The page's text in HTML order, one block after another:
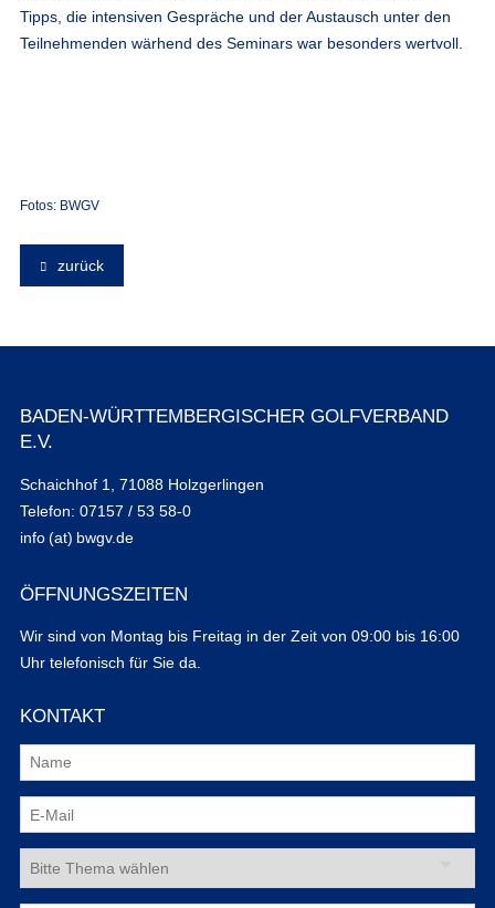
Tipps, die intensiven Gespräche und der Austausch unter den
Teilnehmenden wärhend des Seminars war besonders wertvoll.
Fotos: BWGV
zurück
BADEN-WÜRTTEMBERGISCHER GOLFVERBAND
E.V.
Schaichhof 1, 71088 Holzgerlingen
Telefon: 07157 / 53 58-0
info (at) bwgv.de
ÖFFNUNGSZEITEN
Wir sind von Montag bis Freitag in der Zeit von 09:00 bis 16:00
Uhr telefonisch für Sie da.
KONTAKT